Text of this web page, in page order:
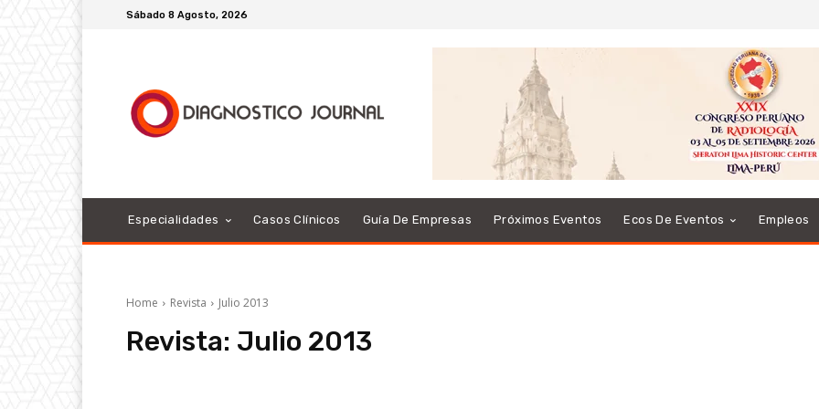
Sábado 8 Agosto, 2026
Especialidades Casos Clínicos Guía De Empresas Próximos Eventos Ecos De Eventos Empleos
Home Revista Julio 2013
Revista: Julio 2013